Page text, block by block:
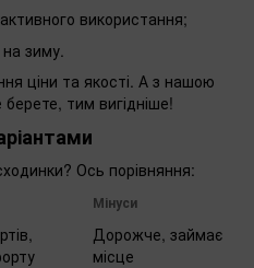
використання;
зиму.
ціни та якості. А з нашою
тим вигідніше!
Ось порівняння:
Мінуси
Дорожче, займає
місце